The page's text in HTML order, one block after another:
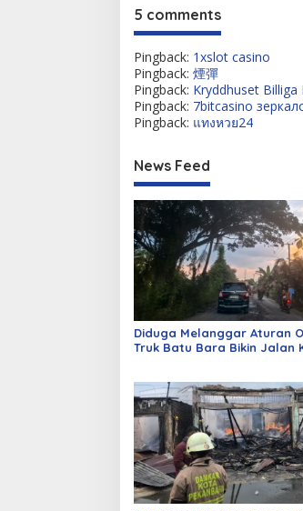
5 comments
Pingback: 1xslot casino
Pingback: 煙彈
Pingback: Kryddhuset
Pingback: 7bitcasino
Pingback: แทงหวย24
News Feed
Diduga Melanggar Aturan
Truk Batu Bara Bikin Jalan